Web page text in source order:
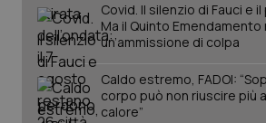
Covid. Il silenzio di Fauci e
Ma il Quinto Emendamento
un’ammissione di colpa
Caldo estremo, FADOI:
corpo può non riuscire più
calore”
PHPSESSID